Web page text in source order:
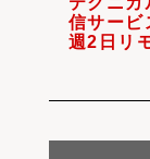
信サービ
週2日リ